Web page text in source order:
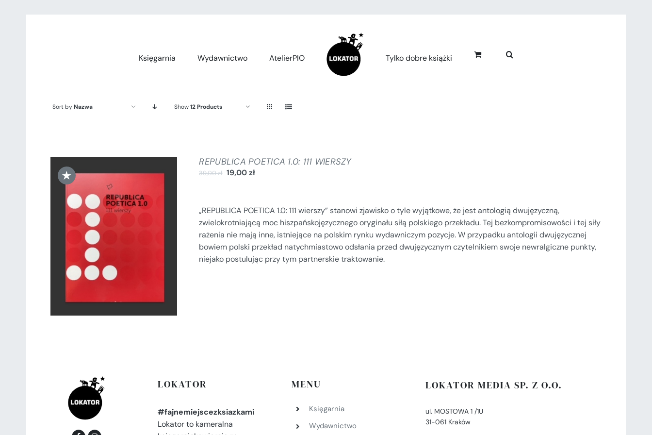
Księgarnia
Wydawnictwo AtelierPIO Tylko dobre książki
Sort byNazwa Show12 Products
★
DODAJ DO KOSZYKA
SZCZEGÓŁY
REPUBLICA POETICA 1.0: 111 WIERSZY
39,00zł 19,00zł
„REPUBLICA POETICA 1.0: 111 wierszy” stanowi zjawisko o tyle wyjątkowe, że jest antologią dwujęzyczną,
zwielokrotniającą moc hiszpańskojęzycznego oryginału siłą polskiego przekładu. Tej bezkompromisowości i tej siły
rażenia nie mają inne, istniejące na polskim rynku wydawniczym pozycje. W przypadku antologii dwujęzycznej
bowiem polski przekład natychmiastowo odsłania przed dwujęzycznym czytelnikiem swoje newralgiczne punkty,
niejako postulując przy tym partnerskie traktowanie.
LOKATOR
#fajnemiejscezksiazkami
Lokator to kameralna
MENU
Księgarnia
Wydawnictwo
LOKATOR MEDIA SP. Z O.O.
ul. MOSTOWA 1 /1U
31-061 Kraków